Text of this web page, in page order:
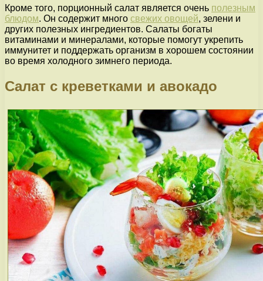
Кроме того, порционный салат является очень полезным
блюдом. Он содержит много свежих овощей, зелени и
других полезных ингредиентов. Салаты богаты
витаминами и минералами, которые помогут укрепить
иммунитет и поддержать организм в хорошем состоянии
во время холодного зимнего периода.
Салат с креветками и авокадо